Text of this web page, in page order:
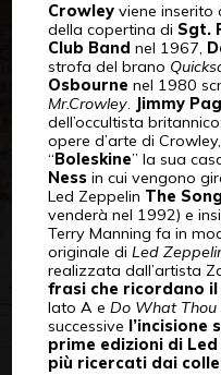
Crowleyviene inserito
della copertina di Sgt.
Club Band nel 1967,
strofa del brano
Osbourne nel 1980
Mr.Crowley. Jimmy
dell’occultista
opere d’arte di
“Boleskine” la sua
Nessin cui vengono
Led Zeppelin The
venderà nel 1992) e
Terry Manning fa in
originale di Led
realizzata dall’artista
frasi che ricordano
lato A e Do What
successive l’incisione
prime edizioni di
più ricercati dai